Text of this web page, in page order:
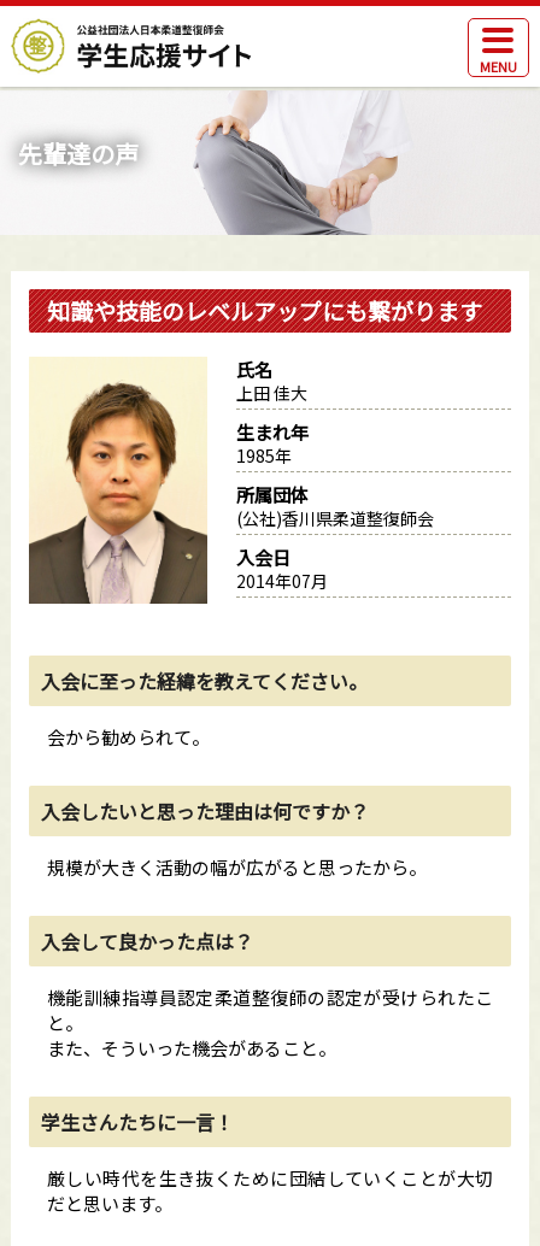
MENU
先輩達の声
知識や技能のレベルアップにも繋がります
氏名
上田 佳大
生まれ年
1985年
所属団体
(公社)香川県柔道整復師会
入会日
2014年07月
入会に至った経緯を教えてください。
会から勧められて。
入会したいと思った理由は何ですか？
規模が大きく活動の幅が広がると思ったから。
入会して良かった点は？
機能訓練指導員認定柔道整復師の認定が受けられたこ
と。
また、そういった機会があること。
学生さんたちに一言！
厳しい時代を生き抜くために団結していくことが大切
だと思います。